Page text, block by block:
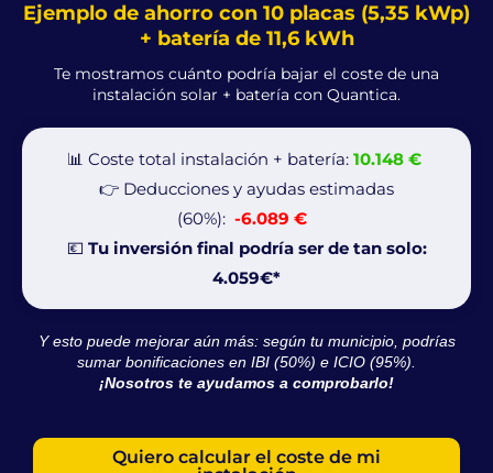
Ejemplo de ahorro con 10 placas (5,35 kWp)
+ batería de 11,6 kWh
Te mostramos cuánto podría bajar el coste de una
instalación solar + batería con Quantica.
📊 Coste total instalación + batería: 10.148 €
👉 Deducciones y ayudas estimadas
(60%): -6.089 €
💶 Tu inversión final podría ser de tan solo:
4.059€*
Y esto puede mejorar aún más: según tu municipio, podrías
sumar bonificaciones en IBI (50%) e ICIO (95%).
¡Nosotros te ayudamos a comprobarlo!
Quiero calcular el coste de mi
SOLICITA TU ESTUDIO
GRATIS LLÁMANOS